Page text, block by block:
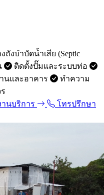
งถังบำบัดน้ำเสีย (Septic
ติดตั้งปั๊มและระบบท่อ
นและอาคาร
ทำความ
านบริการ
โทรปรึกษา